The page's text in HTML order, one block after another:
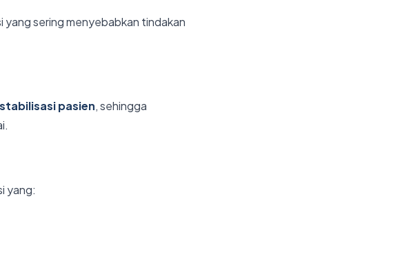
sering menyebabkan tindakan
stabilisasi pasien, sehingga
yang: